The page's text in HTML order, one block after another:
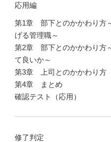
応用編
第1章 部下とのかかわり方
げる管理職～
第2章 部下とのかかわり方
て良いか～
第3章 上司とのかかわり方
第4章 まとめ
確認テスト（応用）
修了判定